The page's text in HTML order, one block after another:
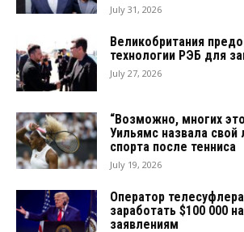
July 31, 2026
Великобритания
технологии РЭБ для
July 27, 2026
“Возможно, многих
Уильямс назвала
спорта после тенниса
July 19, 2026
Оператор
заработать $100 000
заявлениям